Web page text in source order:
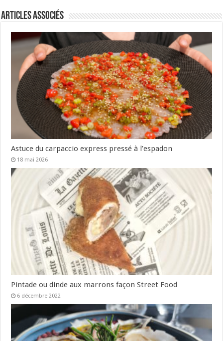
Articles associés
Astuce du carpaccio express pressé à l’espadon
18 mai 2026
Pintade ou dinde aux marrons façon Street Food
6 décembre 2022